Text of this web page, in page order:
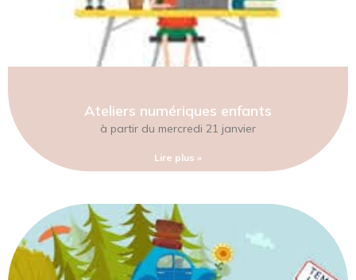
Ateliers numériques enfants
à partir du mercredi 21 janvier
Lire plus »